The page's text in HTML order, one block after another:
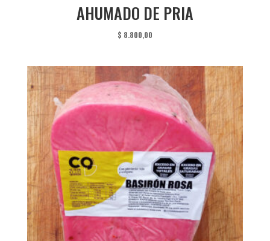
AHUMADO DE PRIA
$ 8.800,00